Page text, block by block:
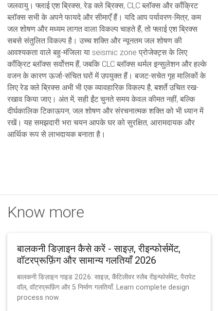
जलवायु। फ्लाई एश ब्रिक्स, रेड क्ले ब्रिक्स, CLC ब्लॉक्स और कॉंक्रिट
ब्लॉक्स सभी के अपने फायदे और सीमाएँ हैं। यदि आप पर्यावरण-मित्र, कम
जल शोषण और मध्यम लागत वाला विकल्प चाहते हैं, तो फ्लाई एश ब्रिक्स
सबसे संतुलित विकल्प है। उच्च शक्ति और न्यूनतम जल शोषण की
आवश्यकता वाले बहु-मंजिला या seismic zone प्रोजेक्ट्स के लिए
कॉंक्रिट ब्लॉक्स सर्वोत्तम हैं, जबकि CLC ब्लॉक्स थर्मल इन्सुलेशन और हल्के
वजन के कारण ऊर्जा-संचित घरों में उपयुक्त हैं। बजट-सचेत गृह मालिकों के
लिए रेड क्ले ब्रिक्स अभी भी एक व्यावहारिक विकल्प है, बशर्ते उचित रख-
रखाव किया जाए। अंत में, सही ईंट चुनते समय केवल कीमत नहीं, बल्कि
दीर्घकालिक टिकाऊपन, जल शोषण और संरचनात्मक शक्ति को भी ध्यान में
रखें। यह समझदारी भरा चयन आपके घर को सुरक्षित, आरामदायक और
आर्थिक रूप से लाभदायक बनाता है।
Know more
बालकनी डिज़ाइन कैसे करें - साइज़, रीइन्फोर्समेंट,
वॉटरप्रूफ़िंग और सामान्य गलतियाँ 2026
बालकनी डिज़ाइन गाइड 2026: साइज़, कैंटिलीवर स्लैब रीइन्फोर्समेंट, पैरापेट
वॉल, वॉटरप्रूफ़िंग और 5 निर्माण गलतियाँ. Learn complete design
process now.